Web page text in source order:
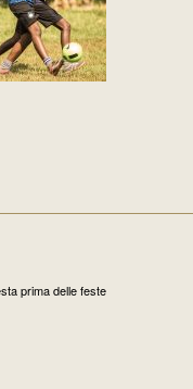
prima delle feste